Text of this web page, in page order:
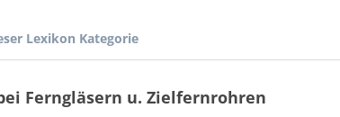
Lexikon Kategorie
Ferngläsern u. Zielfernrohren